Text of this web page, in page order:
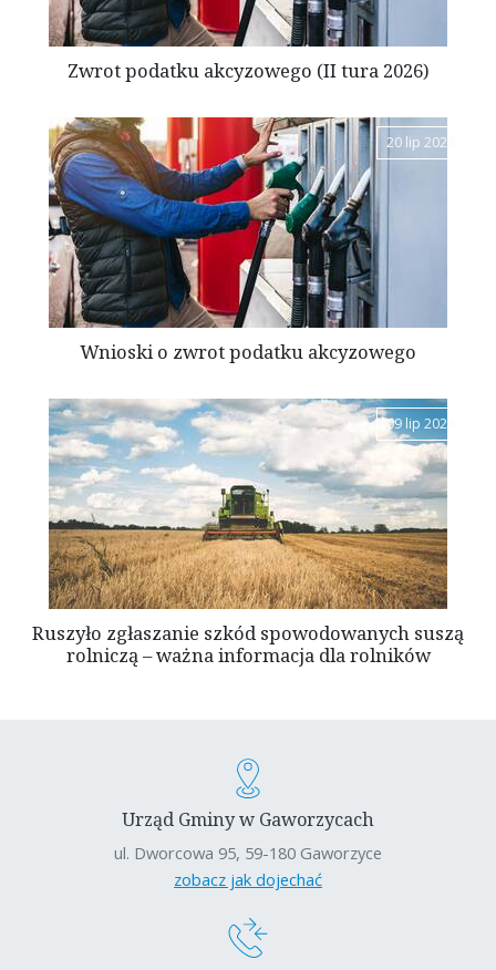
Zwrot podatku akcyzowego (II tura 2026)
20 lip 2026
Wnioski o zwrot podatku akcyzowego
09 lip 2026
Ruszyło zgłaszanie szkód spowodowanych suszą
rolniczą – ważna informacja dla rolników
Urząd Gminy w Gaworzycach
ul. Dworcowa 95, 59-180 Gaworzyce
zobacz jak dojechać